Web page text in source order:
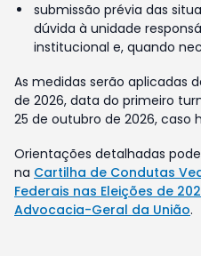
submissão prévia das
dúvida à unidade
institucional e, quando
As medidas serão aplicadas
de 2026, data do primeiro
25 de outubro de 2026, caso
Orientações detalhadas
na Cartilha de Condutas
Federais nas Eleições de
Advocacia-Geral da União.